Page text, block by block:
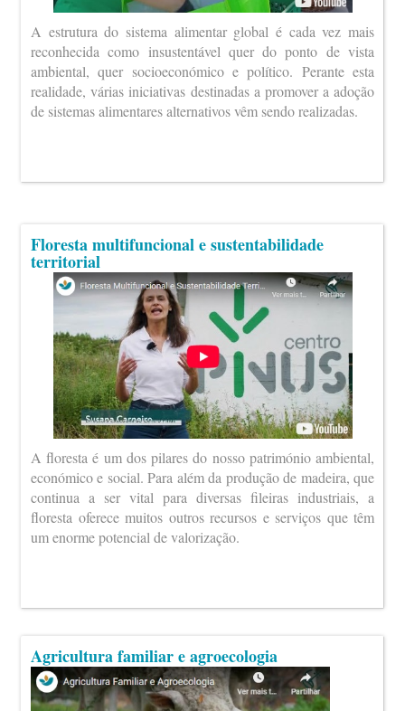
A estrutura do sistema alimentar global é cada vez mais
reconhecida como insustentável quer do ponto de vista
ambiental, quer socioeconómico e político. Perante esta
realidade, várias iniciativas destinadas a promover a adoção
de sistemas alimentares alternativos vêm sendo realizadas.
Floresta multifuncional e sustentabilidade
territorial
A floresta é um dos pilares do nosso património ambiental,
económico e social. Para além da produção de madeira, que
continua a ser vital para diversas fileiras industriais, a
floresta oferece muitos outros recursos e serviços que têm
um enorme potencial de valorização.
Agricultura familiar e agroecologia